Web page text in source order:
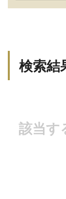
検索
該当す